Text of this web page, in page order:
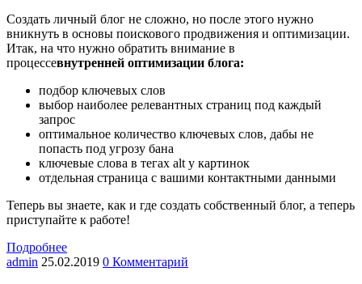
Создать личный блог не сложно, но после этого нужно
вникнуть в основы поискового продвижения и оптимизации.
Итак, на что нужно обратить внимание в
процессевнутренней оптимизации блога:
подбор ключевых слов
выбор наиболее релевантных страниц под каждый
запрос
оптимальное количество ключевых слов, дабы не
попасть под угрозу бана
ключевые слова в тегах alt у картинок
отдельная страница с вашими контактными данными
Теперь вы знаете, как и где создать собственный блог, а теперь
приступайте к работе!
Подробнее
admin 25.02.2019 0 Комментарий